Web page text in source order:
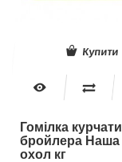
Купити
Гомілка
бройлера Наша
охол кг